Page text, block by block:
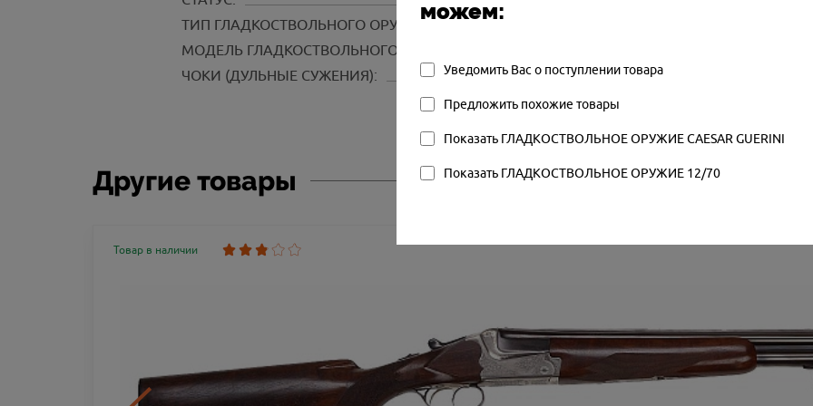
ТИП ГЛАДКОСТВОЛЬНОГО ОРУЖИЯ:
МОДЕЛЬ ГЛАДКОСТВОЛЬНОГО ОРУЖИЯ:
ЧОКИ (ДУЛЬНЫЕ СУЖЕНИЯ): СМЕННЫЕ ЧОКИ
можем:
Уведомить Вас о поступлении товара
Предложить похожие товары
Показать ГЛАДКОСТВОЛЬНОЕ ОРУЖИЕ CAESAR GUERINI
Показать ГЛАДКОСТВОЛЬНОЕ ОРУЖИЕ 12/70
Другие товары
Товар в наличии